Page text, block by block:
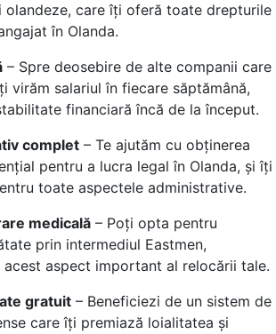
olandeze, care îți oferă toate drepturile
în Olanda.
– Spre deosebire de alte companii care
virăm salariul în fiecare săptămână,
financiară încă de la început.
complet – Te ajutăm cu obținerea
pentru a lucra legal în Olanda, și îți
toate aspectele administrative.
medicală – Poți opta pentru
prin intermediul Eastmen,
aspect important al relocării tale.
gratuit – Beneficiezi de un sistem de
care îți premiază loialitatea și